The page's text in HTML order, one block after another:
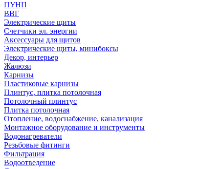
ПУНП
ВВГ
Электрические щиты
Счетчики эл. энергии
Аксессуары для щитов
Электрические щиты, минибоксы
Декор, интерьер
Жалюзи
Карнизы
Пластиковые карнизы
Плинтус, плитка потолочная
Потолочный плинтус
Плитка потолочная
Отопление, водоснабжение, канализация
Монтажное оборудование и инструменты
Водонагреватели
Резьбовые фитинги
Фильтрация
Водоотведение